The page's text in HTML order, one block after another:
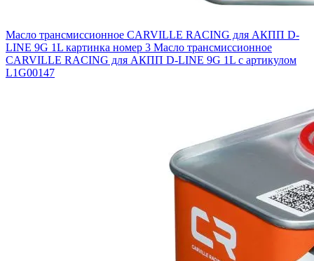
Масло трансмиссионное CARVILLE RACING для АКПП D-
LINE 9G 1L картинка номер 3 Масло трансмиссионное
CARVILLE RACING для АКПП D-LINE 9G 1L с артикулом
L1G00147